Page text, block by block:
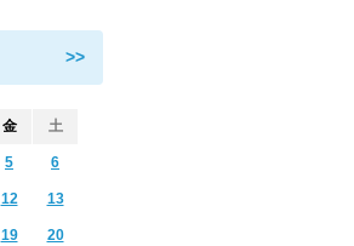
>>
金 土
5 6
12 13
19 20